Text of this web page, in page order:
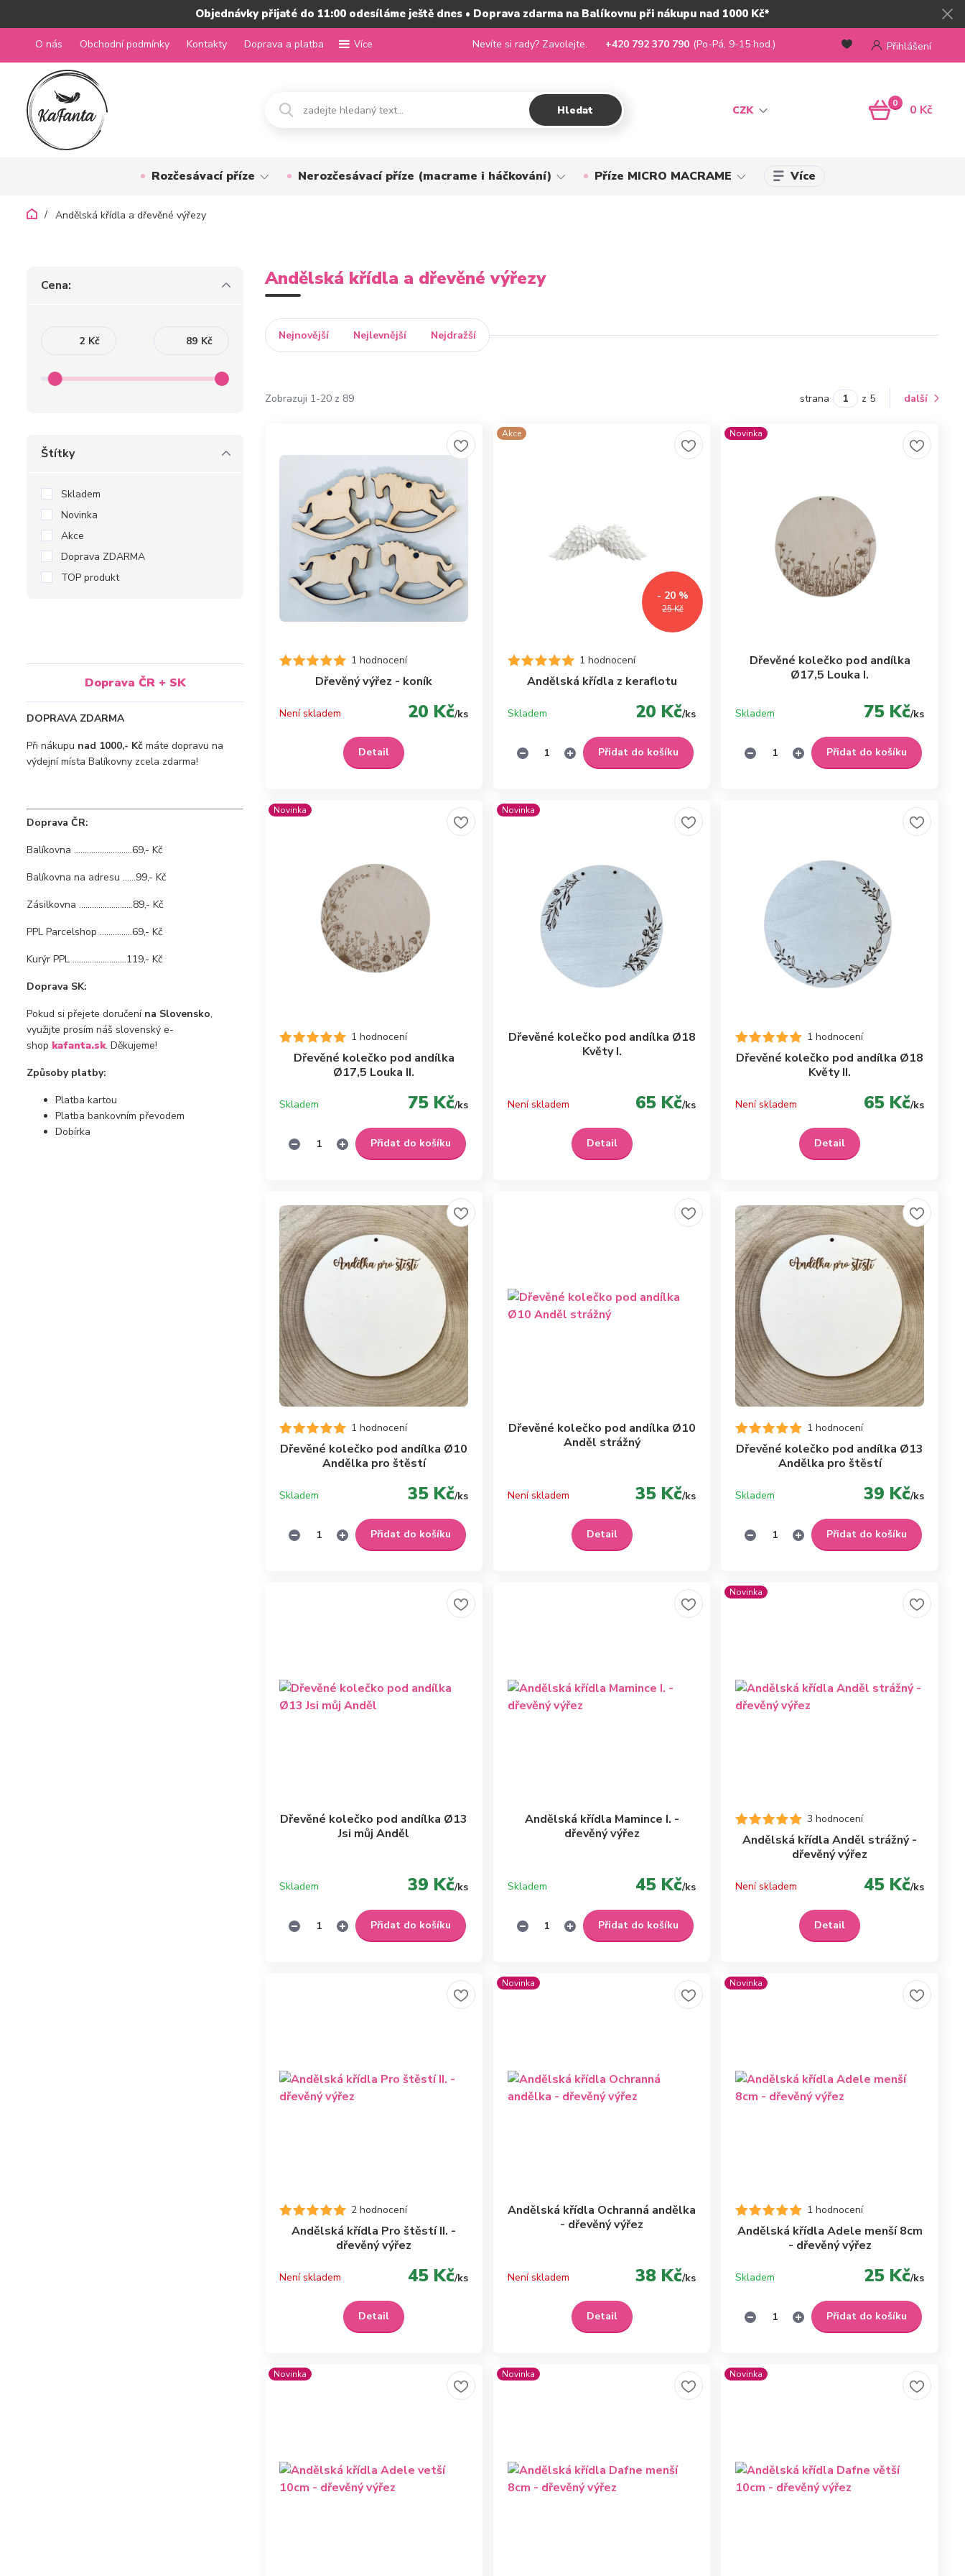
Objednávky přijaté do 11:00 odesíláme ještě dnes • Doprava zdarma na Balíkovnu při nákupu nad 1000 Kč*
O nás Obchodní podmínky Kontakty Doprava a platba Více
CZK
Přihlášení
Hledat
Nevíte si rady? Zavolejte. +420 792 370 790 (Po-Pá, 9-15 hod.)
0 0 Kč
Rozčesávací příze Nerozčesávací příze (macrame i háčkování) Příze MICRO MACRAME Více
Andělská křídla a dřevěné výřezy
Andělská křídla a dřevěné výřezy
Nejnovější Nejlevnější Nejdražší
Zobrazuji 1-20 z 89 strana z 5 další
1 hodnocení
Dřevěný výřez - koník
20 Kč/ks
Není skladem
Detail
Akce
25 Kč
- 20 %
1 hodnocení
Andělská křídla z keraflotu
20 Kč/ks
Skladem
Přidat do košíku
Novinka
Dřevěné kolečko pod andílka
Ø17,5 Louka I.
75 Kč/ks
Skladem
Přidat do košíku
Novinka
1 hodnocení
Dřevěné kolečko pod andílka
Ø17,5 Louka II.
75 Kč/ks
Skladem
Přidat do košíku
Novinka
Dřevěné kolečko pod andílka Ø18
Květy I.
65 Kč/ks
Není skladem
Detail
1 hodnocení
Dřevěné kolečko pod andílka Ø18
Květy II.
65 Kč/ks
Není skladem
Detail
1 hodnocení
Dřevěné kolečko pod andílka Ø10
Andělka pro štěstí
35 Kč/ks
Skladem
Přidat do košíku
Dřevěné kolečko pod andílka Ø10
Anděl strážný
35 Kč/ks
Není skladem
Detail
1 hodnocení
Dřevěné kolečko pod andílka Ø13
Andělka pro štěstí
39 Kč/ks
Skladem
Přidat do košíku
Dřevěné kolečko pod andílka Ø13
Jsi můj Anděl
39 Kč/ks
Skladem
Přidat do košíku
Andělská křídla Mamince I. -
dřevěný výřez
45 Kč/ks
Skladem
Přidat do košíku
Novinka
3 hodnocení
Andělská křídla Anděl strážný -
dřevěný výřez
45 Kč/ks
Není skladem
Detail
2 hodnocení
Andělská křídla Pro štěstí II. -
dřevěný výřez
45 Kč/ks
Není skladem
Detail
Novinka
Andělská křídla Ochranná andělka
- dřevěný výřez
38 Kč/ks
Není skladem
Detail
Novinka
1 hodnocení
Andělská křídla Adele menší 8cm
- dřevěný výřez
25 Kč/ks
Skladem
Přidat do košíku
Novinka Novinka Novinka
Cena:
Kč Kč
Štítky
Skladem
Novinka
Akce
Doprava ZDARMA
TOP produkt
Doprava ČR + SK
DOPRAVA ZDARMA
Při nákupu nad 1000,- Kč máte dopravu na
výdejní místa Balíkovny zcela zdarma!
Doprava ČR:
Balíkovna ...........................69,- Kč
Balíkovna na adresu ......99,- Kč
Zásilkovna .........................89,- Kč
PPL Parcelshop ...............69,- Kč
Kurýr PPL .........................119,- Kč
Doprava SK:
Pokud si přejete doručení na Slovensko,
využijte prosím náš slovenský e-
shop kafanta.sk. Děkujeme!
Způsoby platby:
Platba kartou
Platba bankovním převodem
Dobírka